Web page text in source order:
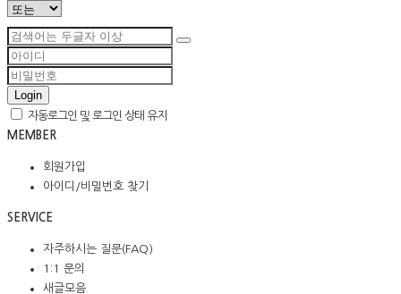
Login
자동로그인 및 로그인 상태 유지
MEMBER
회원가입
아이디/비밀번호 찾기
SERVICE
자주하시는 질문(FAQ)
1:1 문의
새글모음